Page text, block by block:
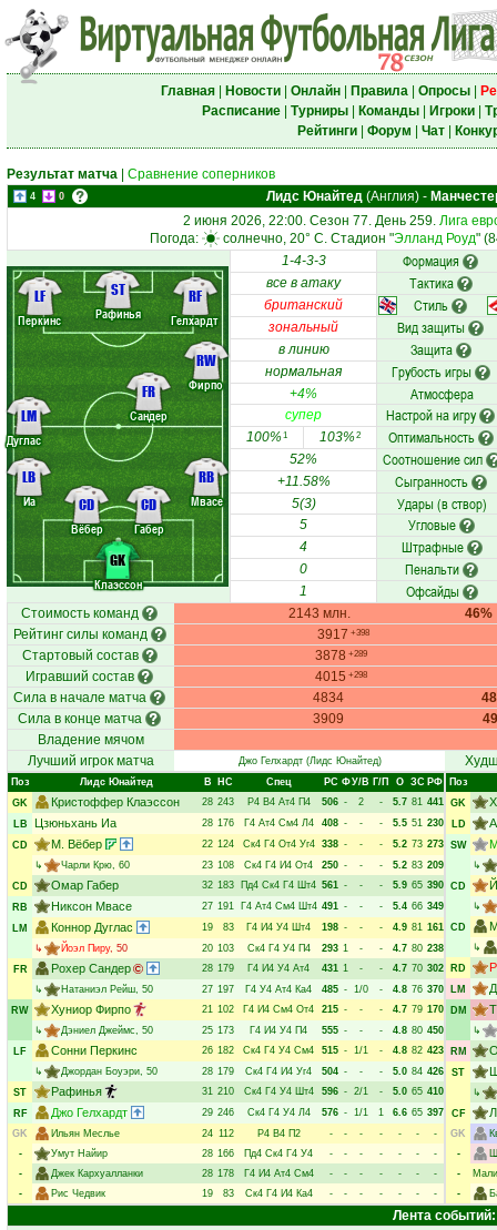
Главная| Новости| Онлайн| Правила| Опросы|
Расписание| Турниры| Команды| Игроки|
Рейтинги| Форум Чат|
Результат матча Сравнение соперников
4 0 Лидс Юнайтед (Англия) -
2 июня 2026, 22:00. Сезон 77. День 259. Лига
Погода:
солнечно, 20° C. Стадион "Элланд Роуд"
Клаэссон
Иа
Вёбер
Габер
Мвасе
Дуглас
Сандер
Фирпо
Перкинс Рафинья Гелхардт
GK
LB
CD
CD
RB
LM
FR
RW
LF ST RF
1-4-3-3 Формация
все в атаку Тактика
британский Стиль
зональный Вид защиты
в линию Защита
нормальная Грубость игры
+4% Атмосфера
супер Настрой на игру
100%1 103%2 Оптимальность
52% Соотношение сил
+11.58% Сыгранность
5(3) Удары (в створ)
5 Угловые
4 Штрафные
0 Пенальти
1 Офсайды
Стоимость команд 2143 млн.
46%
Рейтинг силы команд
3917 +398
Стартовый состав 3878 +289
Игравший состав 4015 +298
Сила в начале матча 4834
Сила в конце матча
3909
Владение мячом
Лучший игрок матча
Джо Гелхардт(Лидс Юнайтед)
Поз Лидс Юнайтед В НC Спец РC ФУ/В Г/П О ЗС РФ
GK
Кристоффер Клаэссон 28 243 Р4 В4 Ат4 П4 506 - 2 - 5.7 81 441
LB
Цзюньхань Иа 28 176 Г4 Ат4 См4 Л4 408 - - - 5.5 51 230
CD
М. Вёбер 22 124 Ск4 Г4 От4 Уг4 338 - - - 5.2 73 273
↳
Чарли Крю, 60 23 108 Ск4 Г4 И4 От4 250 - - - 5.2 83 209
CD
Омар Габер 32 183 Пд4 Ск4 Г4 Шт4 561 - - - 5.9 65 390
RB
Никсон Мвасе 27 191 Г4 Ат4 См4 Шт4 491 - - - 5.4 66 349
LM
Коннор Дуглас 19 83 Г4 И4 У4 Шт4 198 - - - 4.9 81 161
↳
Йоэл Пиру, 50 20 103 Ск4 Г4 У4 П4 293 1 - - 4.7 80 238
FR
Рохер Сандер 28 179 Г4 И4 У4 Ат4 431 1 - - 4.7 70 302
↳
Натаниэл Рейш, 50 27 197 Г4 У4 Ат4 Ка4 485 - 1/0 - 4.8 76 370
RW
Хуниор Фирпо 21 102 Г4 И4 См4 От4 215 - - - 4.7 79 170
↳
Дэниел Джеймс, 50 25 173 Г4 И4 У4 П4 555 - - - 4.8 80 450
LF
Сонни Перкинс 26 182 Ск4 Г4 У4 См4 515 - 1/1 - 4.8 82 423
↳
Джордан Боуэри, 50 28 179 Ск4 Г4 И4 Уг4 504 - - - 5.0 84 426
ST
Рафинья 31 210 Ск4 Г4 У4 Шт4 596 - 2/1 - 5.0 65 410
RF
Джо Гелхардт 29 246 Ск4 Г4 У4 Л4 576 - 1/1 1 6.6 65 397
GK
Ильян Меслье 24 112 Р4 В4 П2 - - - - - -
-
-
Умут Найир 28 166 Пд4 Ск4 Г4 У4 - - - - - -
-
-
Джек Кархуалланки 28 178 Г4 И4 Ат4 См4 - - - - - -
-
-
Рис Чедвик 19 83 Ск4 Г4 И4 Ка4 - - - - - - -
Поз
GK
LD
SW
↳
CD
↳
CD
↳
RD
LM
DM
↳
RM
ST
↳
CF
GK
-
-
-
Лента событий: